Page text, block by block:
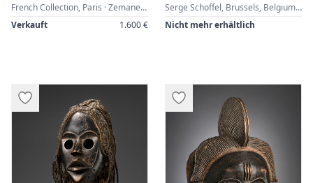
French Collection, Paris · Zemanek-Münster, Würzburg, 25 November 2006, Lot 109 · Werner Zintl, Worms, Germany
Verkauft
1.600 €
Serge Schoffel, Brussels, Belgium · Zemanek-Münster, Würzburg, 26 February 2005, Lot 75 · Werner Zintl, Worms, Germany
Nicht mehr erhältlich